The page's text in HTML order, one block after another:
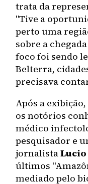
trata da
"Tive a
perto uma
sobre a
foco foi sendo
Belterra,
precisava
Após a
os notórios
médico
pesquisador e
jornalista
últimos
mediado pelo